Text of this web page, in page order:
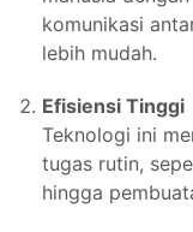
komunikasi
lebih mudah.
Efisiensi Tinggi
Teknologi ini
tugas rutin,
hingga